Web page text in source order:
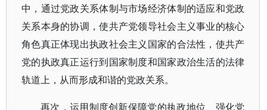
中，通过党政关系体制与市场经济体制的适应和党政
关系本身的协调，使共产党领导社会主义事业的核心
角色真正体现出执政社会主义国家的合法性，使共产
党的执政真正运行到国家制度和国家政治生活的法律
轨道上，从而形成和谐的党政关系。
再次，运用制度创新保障党的执政地位、强化党